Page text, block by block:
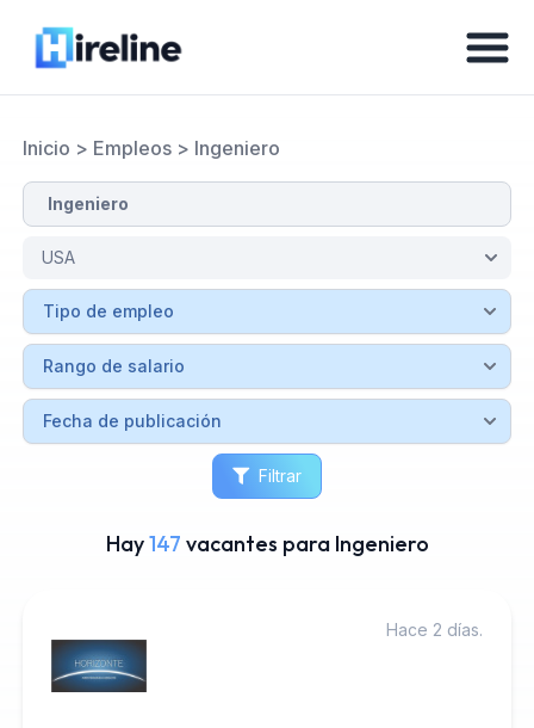
Inicio > Empleos> Ingeniero
Filtrar
Hay147 vacantes para Ingeniero
Hace 2 días.